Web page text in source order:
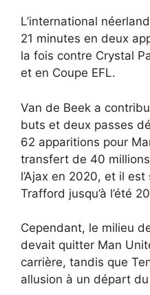
L’international
21 minutes en deux
la fois contre Crystal
et en Coupe EFL.
Van de Beek a
buts et deux passes
62 apparitions pour
transfert de 40
l’Ajax en 2020, et il
Trafford jusqu’à l’été
Cependant, le milieu
devait quitter Man
carrière, tandis que
allusion à un départ